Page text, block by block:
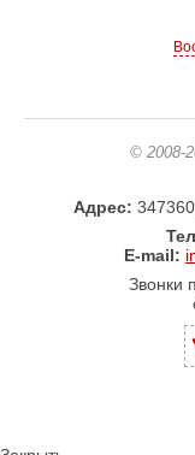
© 2008-
Адрес:
E-mail:
Звонки